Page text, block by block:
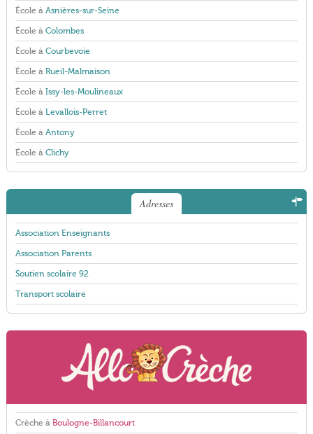
École à Asnières-sur-Seine
École à Colombes
École à Courbevoie
École à Rueil-Malmaison
École à Issy-les-Moulineaux
École à Levallois-Perret
École à Antony
École à Clichy
Adresses
Association Enseignants
Association Parents
Soutien scolaire 92
Transport scolaire
Crèche à Boulogne-Billancourt